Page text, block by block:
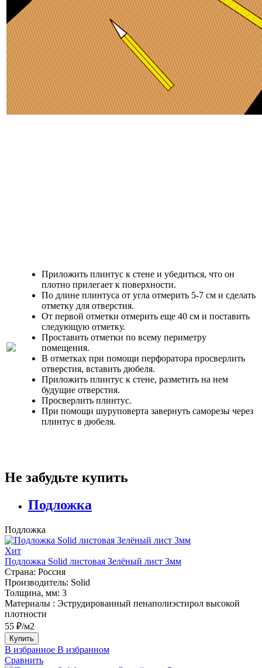
Приложить плинтус к стене и убедиться, что он
плотно прилегает к поверхности.
По длине плинтуса от угла отмерить 5-7 см и сделать
отметку для отверстия.
От первой отметки отмерить еще 40 см и поставить
следующую отметку.
Проставить отметки по всему периметру
помещения.
В отметках при помощи перфоратора просверлить
отверстия, вставить дюбеля.
Приложить плинтус к стене, разметить на нем
будущие отверстия.
Просверлить плинтус.
При помощи шуруповерта завернуть саморезы через
плинтус в дюбеля.
Не забудьте купить
Подложка
Подложка
Хит
Подложка Solid листовая Зелёный лист 3мм
Страна: Россия
Производитель: Solid
Толщина, мм: 3
Материалы : Эструдированный пенаполиэстирол высокой
плотности
55 ₽/м2
Купить
В избранное В избранном
Сравнить